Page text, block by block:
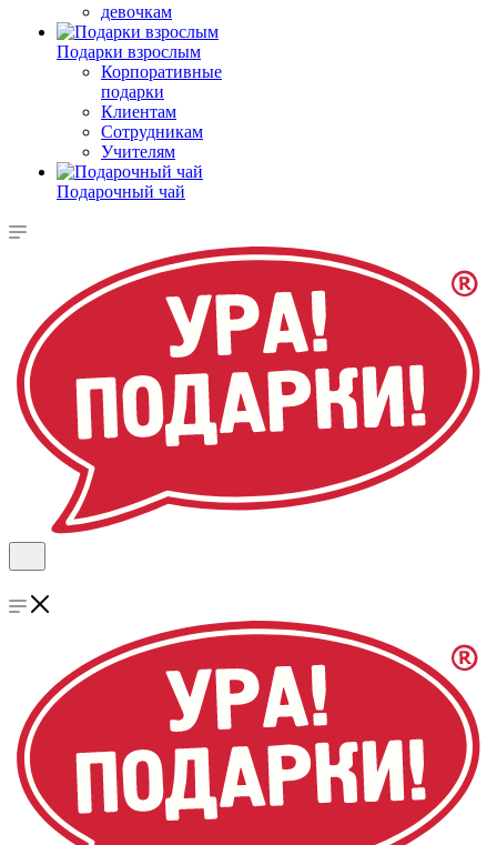
девочкам
Подарки взрослым
Корпоративные
подарки
Клиентам
Сотрудникам
Учителям
Подарочный чай